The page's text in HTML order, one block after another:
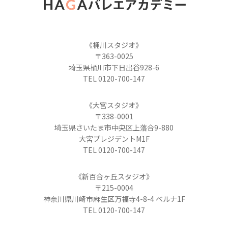
《桶川スタジオ》
〒363-0025
埼玉県桶川市下日出谷928-6
TEL 0120-700-147
《大宮スタジオ》
〒338-0001
埼玉県さいたま市中央区上落合9-880
大宮プレジデントM1F
TEL 0120-700-147
《新百合ヶ丘スタジオ》
〒215-0004
神奈川県川崎市麻生区万福寺4-8-4 ベルナ1F
TEL 0120-700-147